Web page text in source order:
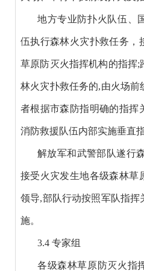
地方专业防扑火队伍、
伍执行森林火灾扑救任务，
草原防灭火指挥机构的指挥;
林火灾扑救任务的,由火场前
者根据市森防指明确的指挥
消防救援队伍内部实施垂直指
解放军和武警部队遂行
接受火灾发生地各级森林草
领导,部队行动按照军队指挥
施。
3.4 专家组
各级森林草原防灭火指